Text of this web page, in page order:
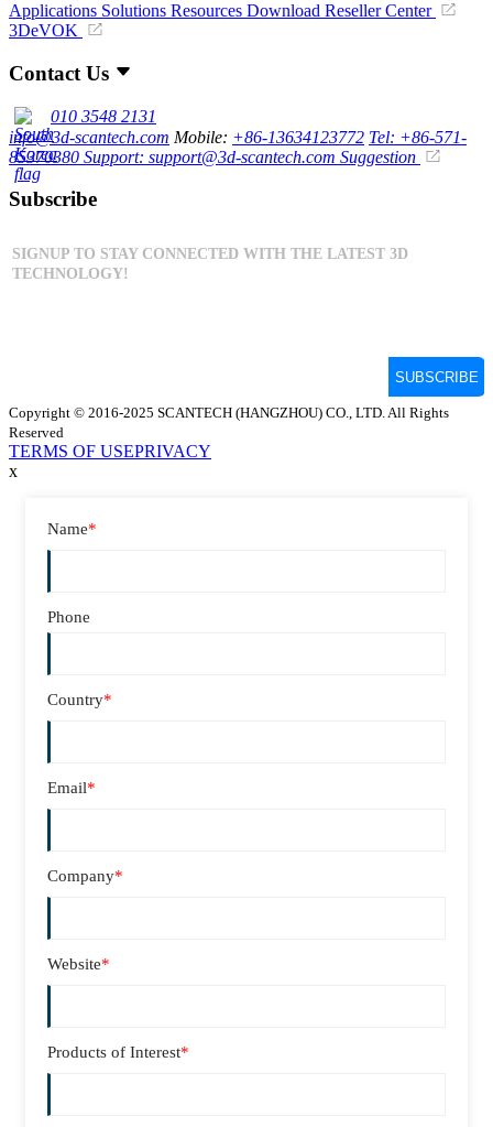
Applications Solutions Resources Download Reseller Center
3DeVOK
Contact Us
010 3548 2131
info@3d-scantech.com Mobile: +86-13634123772 Tel: +86-571-
85370380 Support: support@3d-scantech.com Suggestion
Subscribe
Copyright © 2016-2025 SCANTECH (HANGZHOU) CO., LTD. All Rights
Reserved
TERMS OF USEPRIVACY
x
Name*
Phone
Country*
Email*
Company*
Website*
Products of Interest*